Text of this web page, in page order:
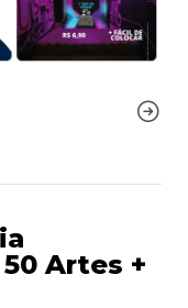
Artes +